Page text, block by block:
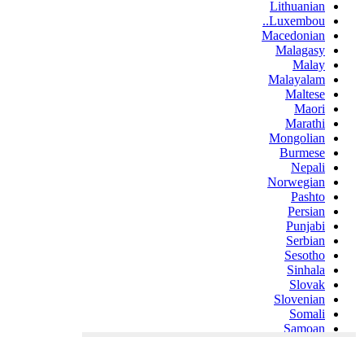
Lithuanian
Luxembou..
Macedonian
Malagasy
Malay
Malayalam
Maltese
Maori
Marathi
Mongolian
Burmese
Nepali
Norwegian
Pashto
Persian
Punjabi
Serbian
Sesotho
Sinhala
Slovak
Slovenian
Somali
Samoan